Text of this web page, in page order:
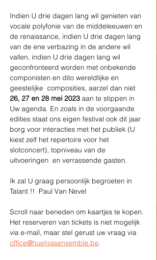
Indien U drie dagen lang wil genieten van
vocale polyfonie van de middeleeuwen en
de renaissance, indien U drie dagen lang
van de ene verbazing in de andere wil
vallen, indien U drie dagen lang wil
geconfronteerd worden met onbekende
componisten en dito wereldlijke en
geestelijke  composities, aarzel dan niet
26, 27 en 28 mei 2023 aan te stippen in
Uw agenda. En zoals in de voorgaande
edities staat ons eigen festival ook dit jaar
borg voor interacties met het publiek (U
kiest zelf het repertoire voor het
slotconcert), topniveau van de
uitvoeringen  en verrassende gasten.
Ik zal U graag persoonlijk begroeten in
Talant !!  Paul Van Nevel
Scroll naar beneden om kaartjes te kopen.
Het reserveren van tickets is niet mogelijk
via e-mail, maar stel gerust uw vraag via
office@huelgasensemble.be.